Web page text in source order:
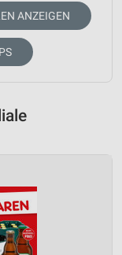
ANZEIGEN